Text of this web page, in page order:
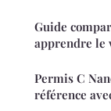
Guide
apprendre le
Permis C
référence